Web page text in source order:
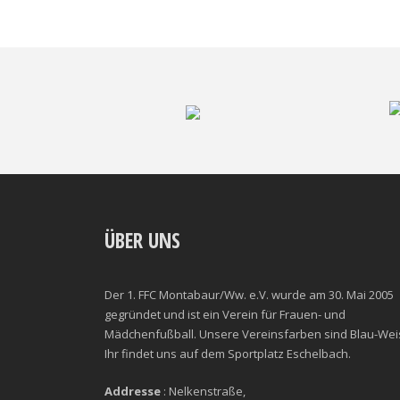
ÜBER UNS
Der 1. FFC Montabaur/Ww. e.V. wurde am 30. Mai 2005
gegründet und ist ein Verein für Frauen- und
Mädchenfußball. Unsere Vereinsfarben sind Blau-
Ihr findet uns auf dem Sportplatz Eschelbach.
Addresse : Nelkenstraße,